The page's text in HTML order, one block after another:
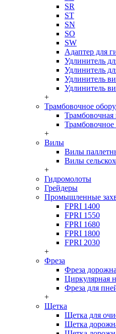
SR
ST
SN
SO
SW
Адаптер для
Удлинитель
Удлинитель
Удлинитель
Удлинитель
+
Трамбовочное
Трамбовочная
Трамбовочное
+
Вилы
Вилы
Вилы
+
Гидромолоты
Грейдеры
Промышленные
FPRI 1400
FPRI 1550
FPRI 1680
FPRI 1800
FPRI 2030
+
Фреза
Фреза
Циркулярная
Фреза для
+
Щетка
Щетка для
Щетка